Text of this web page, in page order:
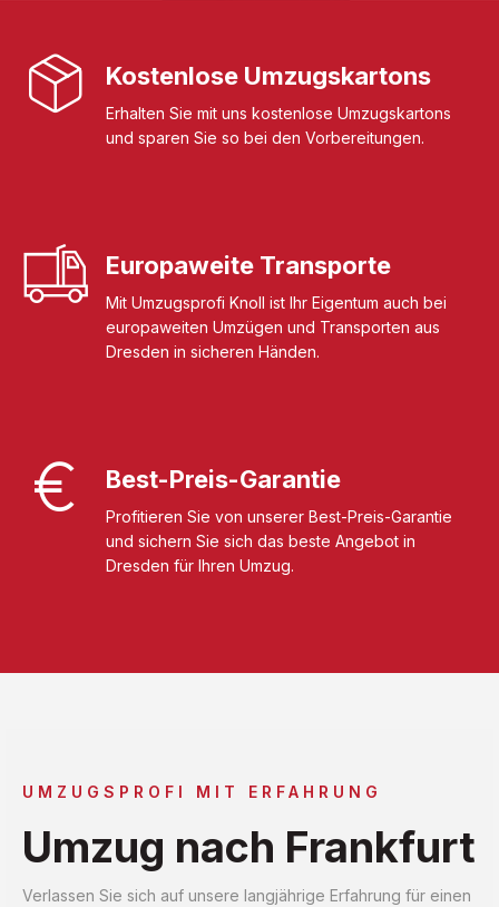
Kostenlose Umzugskartons
Erhalten Sie mit uns kostenlose Umzugskartons
und sparen Sie so bei den Vorbereitungen.
Europaweite Transporte
Mit Umzugsprofi Knoll ist Ihr Eigentum auch bei
europaweiten Umzügen und Transporten aus
Dresden in sicheren Händen.
Best-Preis-Garantie
Profitieren Sie von unserer Best-Preis-Garantie
und sichern Sie sich das beste Angebot in
Dresden für Ihren Umzug.
UMZUGSPROFI MIT ERFAHRUNG
Umzug nach Frankfurt
Verlassen Sie sich auf unsere langjährige Erfahrung für einen